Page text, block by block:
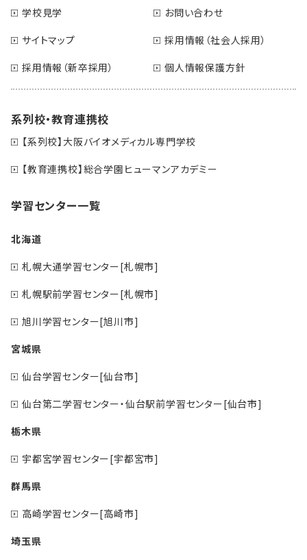
学校見学
お問い合わせ
サイトマップ
採用情報（社会人採用）
採用情報（新卒採用）
個人情報保護方針
系列校・教育連携校
【系列校】大阪バイオメディカル専門学校
【教育連携校】総合学園ヒューマンアカデミー
学習センター一覧
北海道
札幌大通学習センター[札幌市]
札幌駅前学習センター[札幌市]
旭川学習センター[旭川市]
宮城県
仙台学習センター[仙台市]
仙台第二学習センター・仙台駅前学習センター[仙台市]
栃木県
宇都宮学習センター[宇都宮市]
群馬県
高崎学習センター[高崎市]
埼玉県